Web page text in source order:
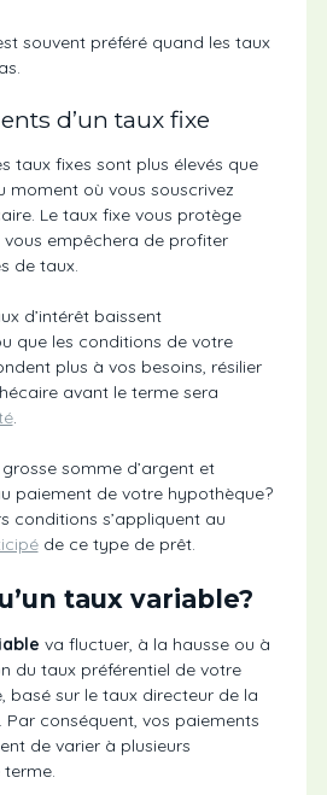
souvent préféré quand les taux
d’un taux fixe
taux fixes sont plus élevés que
moment où vous souscrivez
Le taux fixe vous protège
vous empêchera de profiter
de taux.
d’intérêt baissent
que les conditions de votre
plus à vos besoins, résilier
avant le terme sera
.
somme d’argent et
paiement de votre hypothèque?
conditions s’appliquent au
de ce type de prêt.
taux variable?
va fluctuer, à la hausse ou à
du taux préférentiel de votre
basé sur le taux directeur de la
Par conséquent, vos paiements
de varier à plusieurs